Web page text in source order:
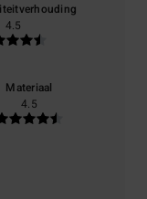
4.5
Materiaal
4.5